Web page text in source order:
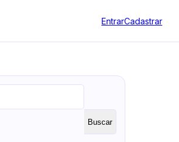
EntrarCadastrar
Buscar